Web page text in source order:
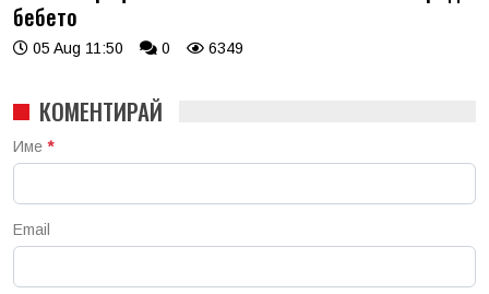
бебето
05 Aug 11:50 0 6349
КОМЕНТИРАЙ
Име *
Email